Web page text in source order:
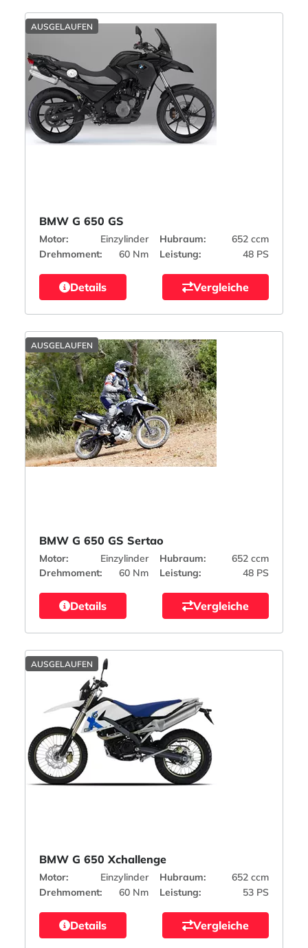
AUSGELAUFEN
BMW G 650 GS
Motor: Einzylinder Hubraum:
652 ccm
Drehmoment:
60 Nm Leistung: 48 PS
Details Vergleiche
AUSGELAUFEN
BMW G 650 GS Sertao
Motor: Einzylinder Hubraum:
652 ccm
Drehmoment:
60 Nm Leistung: 48 PS
Details Vergleiche
AUSGELAUFEN
BMW G 650 Xchallenge
Motor: Einzylinder Hubraum:
652 ccm
Drehmoment:
60 Nm Leistung: 53 PS
Details Vergleiche